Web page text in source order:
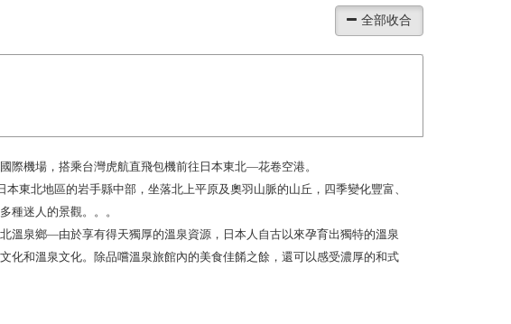
際機場，搭乘台灣虎航直飛包機前往日本東北—花卷空港。
本東北地區的岩手縣中部，坐落北上平原及奧羽山脈的山丘，四季變化豐富、
種迷人的景觀。。。
溫泉鄉—由於享有得天獨厚的溫泉資源，日本人自古以來孕育出獨特的溫泉
化和溫泉文化。除品嚐溫泉旅館內的美食佳餚之餘，還可以感受濃厚的和式